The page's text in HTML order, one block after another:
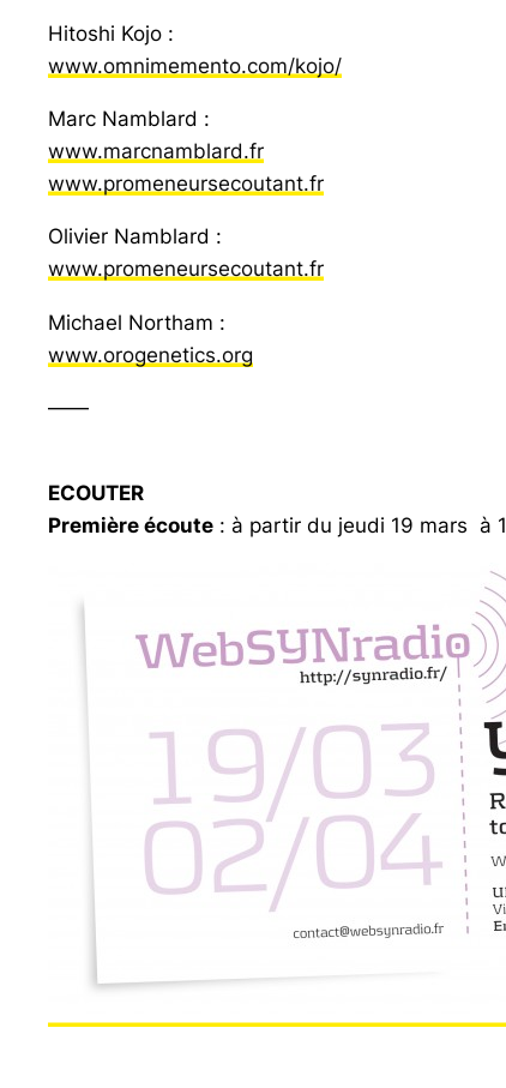
Hitoshi Kojo :
www.omnimemento.com/kojo/
Marc Namblard :
www.marcnamblard.fr
www.promeneursecoutant.fr
Olivier Namblard :
www.promeneursecoutant.fr
Michael Northam :
www.orogenetics.org
——
ECOUTER
Première écoute : à partir du jeudi 19 mars à